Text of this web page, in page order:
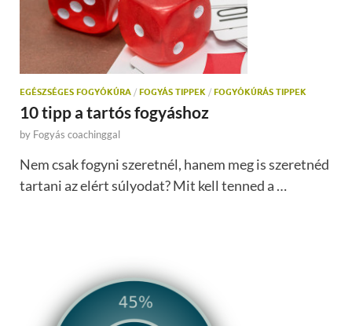
EGÉSZSÉGES FOGYÓKÚRA / FOGYÁS TIPPEK / FOGYÓKÚRÁS TIPPEK
10 tipp a tartós fogyáshoz
by Fogyás coachinggal
Nem csak fogyni szeretnél, hanem meg is szeretnéd
tartani az elért súlyodat? Mit kell tenned a …